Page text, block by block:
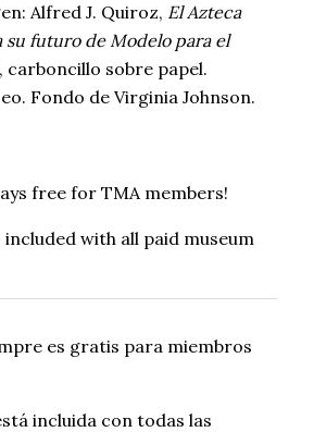
Alfred J. Quiroz, El Azteca
su futuro de Modelo para el
carboncillo sobre papel.
Fondo de Virginia Johnson.
free for TMA members!
with all paid museum
es gratis para miembros
incluida con todas las